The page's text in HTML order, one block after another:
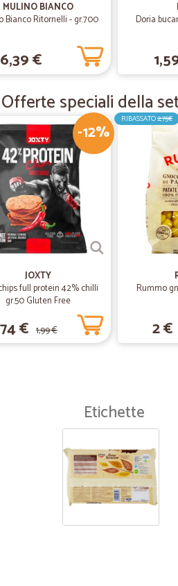
5
tutto
tutto ok
MULINO BIANCO
Bianco Ritornelli - gr.700
6,39 €
Doria
Offerte speciali della
-12%
JOXTY
full protein 42% chilli
gr.50 Gluten Free
€ 1,99 €
RIBASSATO2,75€
Rummo
2 €
Etichette